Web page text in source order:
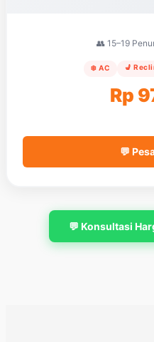
👥 15–19
❄️ AC 💺
Rp
💬
💬 Konsultasi